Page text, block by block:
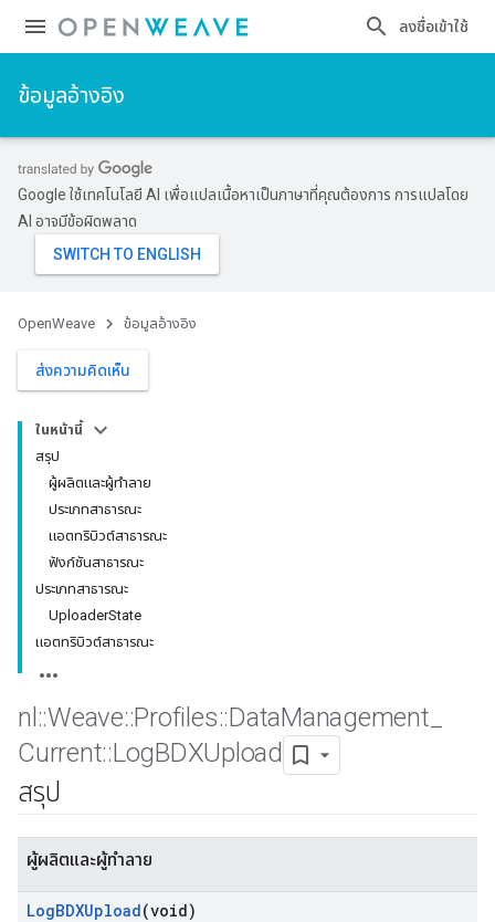
ลงชื่อเข้าใช้
ข้อมูลอ้างอิง
Google ใช้เทคโนโลยี AI เพื่อแปลเนื้อหาเป็นภาษาที่คุณต้องการ การแปลโดย
AI อาจมีข้อผิดพลาด
OpenWeave ข้อมูลอ้างอิง
ส่งความคิดเห็น
ในหน้านี้
สรุป
ผู้ผลิตและผู้ทำลาย
ประเภทสาธารณะ
แอตทริบิวต์สาธารณะ
ฟังก์ชันสาธารณะ
ประเภทสาธารณะ
UploaderState
แอตทริบิวต์สาธารณะ
nl ::Weave::Profiles::DataManagement
Current::LogBDXUpload
สรุป
ผู้ผลิตและผู้ทำลาย
LogBDXUpload(void)